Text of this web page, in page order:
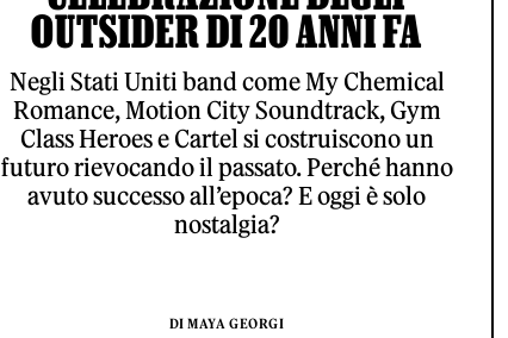
OUTSIDER DI 20 ANNI FA
Negli Stati Uniti band come My Chemical
Romance, Motion City Soundtrack, Gym
Class Heroes e Cartel si costruiscono un
futuro rievocando il passato. Perché hanno
avuto successo all’epoca? E oggi è solo
nostalgia?
DI MAYA GEORGI